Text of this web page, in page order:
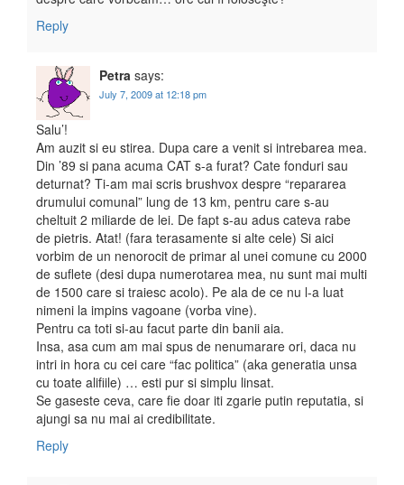
Reply
Petra says:
July 7, 2009 at 12:18 pm
Salu’!
Am auzit si eu stirea. Dupa care a venit si intrebarea mea.
Din ’89 si pana acuma CAT s-a furat? Cate fonduri sau
deturnat? Ti-am mai scris brushvox despre “repararea
drumului comunal” lung de 13 km, pentru care s-au
cheltuit 2 miliarde de lei. De fapt s-au adus cateva rabe
de pietris. Atat! (fara terasamente si alte cele) Si aici
vorbim de un nenorocit de primar al unei comune cu 2000
de suflete (desi dupa numerotarea mea, nu sunt mai multi
de 1500 care si traiesc acolo). Pe ala de ce nu l-a luat
nimeni la impins vagoane (vorba vine).
Pentru ca toti si-au facut parte din banii aia.
Insa, asa cum am mai spus de nenumarare ori, daca nu
intri in hora cu cei care “fac politica” (aka generatia unsa
cu toate alifiile) … esti pur si simplu linsat.
Se gaseste ceva, care fie doar iti zgarie putin reputatia, si
ajungi sa nu mai ai credibilitate.
Reply